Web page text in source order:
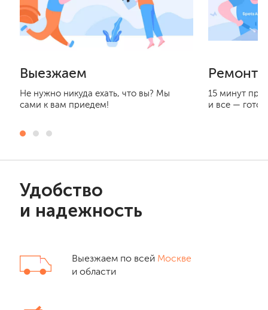
Выезжаем
Не нужно никуда ехать, что вы? Мы
сами к вам приедем!
15 минут
и все —
Удобство
и надежность
Выезжаем по всей Москве
и области